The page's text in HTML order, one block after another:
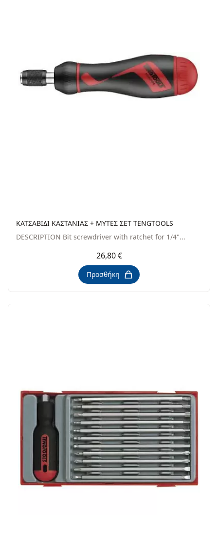
KATΣABIΔI KAΣTANIAΣ + MYTEΣ ΣET TENGTOOLS
DESCRIPTION Bit screwdriver with ratchet for 1/4"...
26,80 €
Προσθήκη